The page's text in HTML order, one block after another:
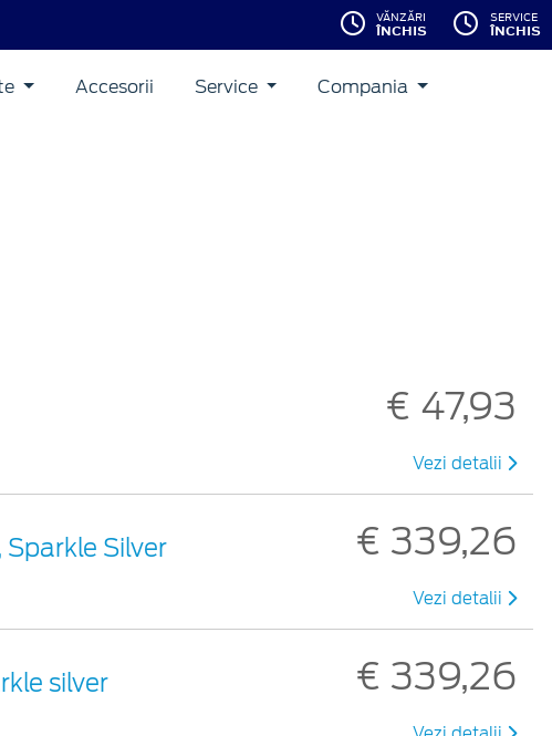
VĂNZĂRI
ÎNCHIS
SERVICE
ÎNCHIS
Accesorii Service Compania
€ 47,93
Vezi detalii
Sparkle Silver € 339,26
Vezi detalii
silver € 339,26